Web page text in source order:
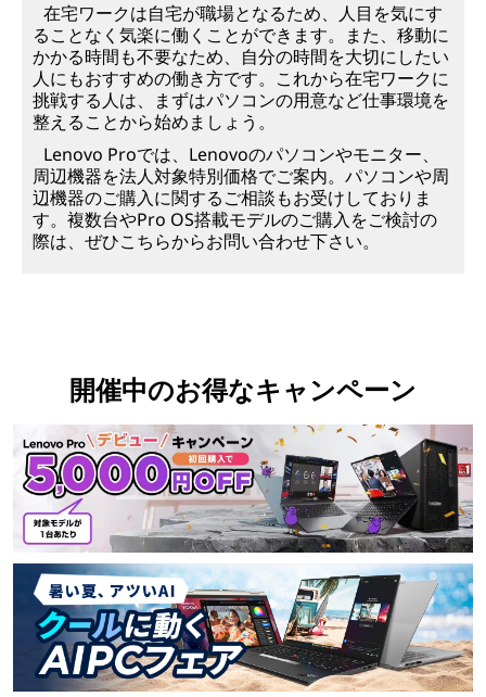
在宅ワークは自宅が職場となるため、人目を気にす
ることなく気楽に働くことができます。また、移動に
かかる時間も不要なため、自分の時間を大切にしたい
人にもおすすめの働き方です。これから在宅ワークに
挑戦する人は、まずはパソコンの用意など仕事環境を
整えることから始めましょう。
Lenovo Proでは、Lenovoのパソコンやモニター、
周辺機器を法人対象特別価格でご案内。パソコンや周
辺機器のご購入に関するご相談もお受けしておりま
す。複数台やPro OS搭載モデルのご購入をご検討の
際は、ぜひこちらからお問い合わせ下さい。
開催中のお得なキャンペーン